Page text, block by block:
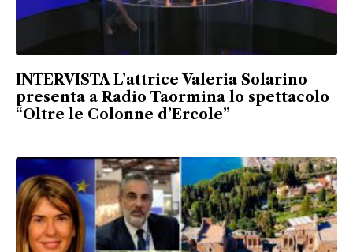
INTERVISTA L’attrice Valeria Solarino
presenta a Radio Taormina lo spettacolo
“Oltre le Colonne d’Ercole”